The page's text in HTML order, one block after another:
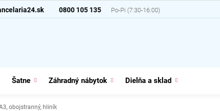
0800 105 135
Šatne Záhradný nábytok Dielňa a sklad
obojstranný, hliník